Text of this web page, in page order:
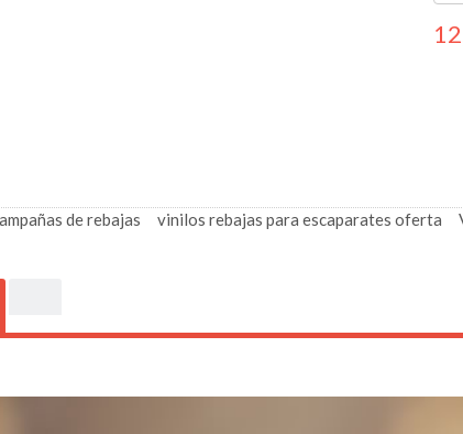
de rebajas vinilos rebajas para escaparates oferta